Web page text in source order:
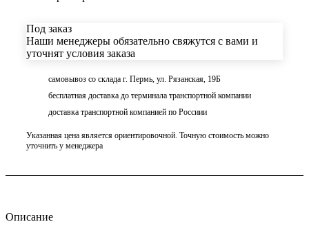
Под заказ
Наши менеджеры обязательно свяжутся с вами и
уточнят условия заказа
самовывоз со склада г. Пермь, ул. Рязанская, 19Б
бесплатная доставка до терминала транспортной компании
доставка транспортной компанией по Россиии
Указанная цена является ориентировочной. Точную стоимость можно
уточнить у менеджера
Описание